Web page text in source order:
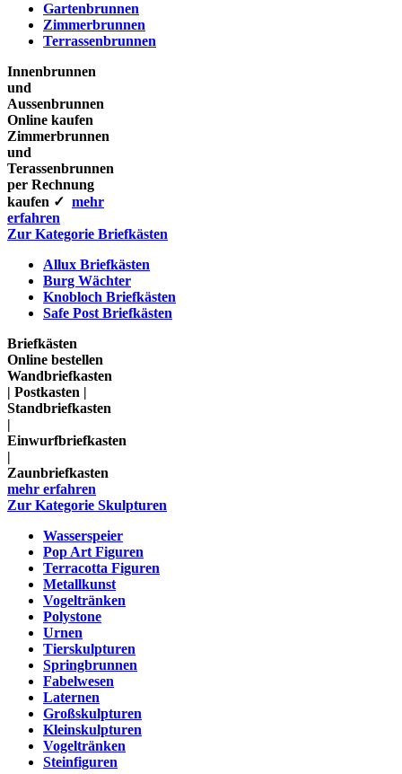
Gartenbrunnen
Zimmerbrunnen
Terrassenbrunnen
Innenbrunnen
und
Aussenbrunnen
Online kaufen
Zimmerbrunnen
und
Terassenbrunnen
per Rechnung
kaufen ✓ mehr
erfahren
Zur Kategorie Briefkästen
Allux Briefkästen
Burg Wächter
Knobloch Briefkästen
Safe Post Briefkästen
Briefkästen
Online bestellen
Wandbriefkasten
| Postkasten |
Standbriefkasten
|
Einwurfbriefkasten
|
Zaunbriefkasten
mehr erfahren
Zur Kategorie Skulpturen
Wasserspeier
Pop Art Figuren
Terracotta Figuren
Metallkunst
Vogeltränken
Polystone
Urnen
Tierskulpturen
Springbrunnen
Fabelwesen
Laternen
Großskulpturen
Kleinskulpturen
Vogeltränken
Steinfiguren